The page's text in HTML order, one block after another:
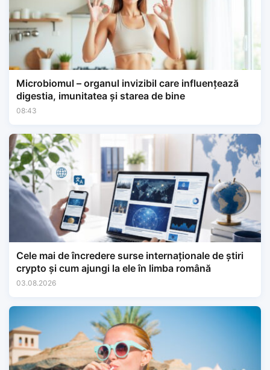
Microbiomul – organul invizibil care influențează
digestia, imunitatea și starea de bine
08:43
Cele mai de încredere surse internaționale de știri
crypto și cum ajungi la ele în limba română
03.08.2026